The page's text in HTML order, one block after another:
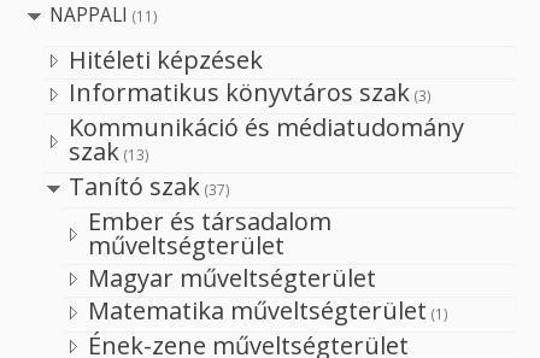
NAPPALI (11)
Hitéleti képzések
Informatikus könyvtáros szak (3)
Kommunikáció és médiatudomány
szak (13)
Tanító szak (37)
Ember és társadalom
műveltségterület
Magyar műveltségterület
Matematika műveltségterület (1)
Ének-zene műveltségterület